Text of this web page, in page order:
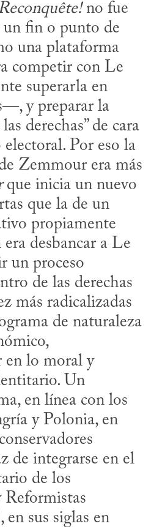
no fue
un fin o punto de
una plataforma
competir con Le
superarla en
y preparar la
derechas” de cara
Por eso la
Zemmour era más
que inicia un nuevo
que la de un
propiamente
desbancar a Le
un proceso
de las derechas
más radicalizadas
de naturaleza
en lo moral y
Un
en línea con los
y Polonia, en
de integrarse en el
de los
Reformistas
sus siglas en